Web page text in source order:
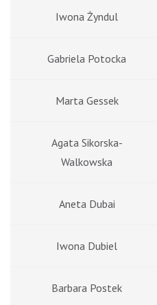
Iwona Żyndul
Gabriela Potocka
Marta Gessek
Agata Sikorska-
Walkowska
Aneta Dubai
Iwona Dubiel
Barbara Postek